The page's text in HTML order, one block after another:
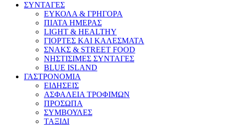
ΣΥΝΤΑΓΕΣ
ΕΥΚΟΛΑ & ΓΡΗΓΟΡΑ
ΠΙΑΤΑ ΗΜΕΡΑΣ
LIGHT & HEALTHY
ΓΙΟΡΤΕΣ ΚΑΙ ΚΑΛΕΣΜΑΤΑ
ΣΝΑΚΣ & STREET FOOD
ΝΗΣΤΙΣΙΜΕΣ ΣΥΝΤΑΓΕΣ
BLUE ISLAND
ΓΑΣΤΡΟΝΟΜΙΑ
ΕΙΔΗΣΕΙΣ
ΑΣΦΑΛΕΙΑ ΤΡΟΦΙΜΩΝ
ΠΡΟΣΩΠΑ
ΣΥΜΒΟΥΛΕΣ
ΤΑΞΙΔΙ